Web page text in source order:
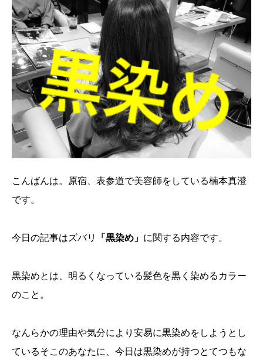
こんばんは。原宿、表参道で美容師をしている楠本真澄
です。
今日の記事はズバリ 「黒染め」 に関する内容です。
黒染めとは、明るくなっている髪色を黒く染めるカラー
のこと。
なんらかの理由や気分により安易に黒染めをしようとし
ているそこのあなたに、今日は黒染めが持つとてつもな